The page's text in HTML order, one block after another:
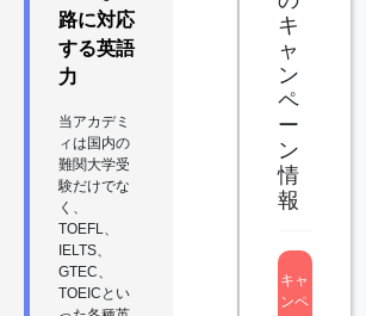
路に対応
する英語
力
当アカデミ
ィは国内の
難関大学受
験だけでな
く、
TOEFL、
IELTS、
GTEC、
TOEICとい
キ
ャ
ン
ペ
ー
ン
情
報
キャ
ンペ